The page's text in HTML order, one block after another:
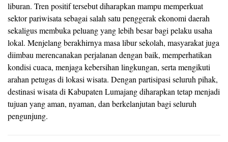
liburan. Tren positif tersebut diharapkan mampu memperkuat
sektor pariwisata sebagai salah satu penggerak ekonomi daerah
sekaligus membuka peluang yang lebih besar bagi pelaku usaha
lokal. Menjelang berakhirnya masa libur sekolah, masyarakat juga
diimbau merencanakan perjalanan dengan baik, memperhatikan
kondisi cuaca, menjaga kebersihan lingkungan, serta mengikuti
arahan petugas di lokasi wisata. Dengan partisipasi seluruh pihak,
destinasi wisata di Kabupaten Lumajang diharapkan tetap menjadi
tujuan yang aman, nyaman, dan berkelanjutan bagi seluruh
pengunjung.